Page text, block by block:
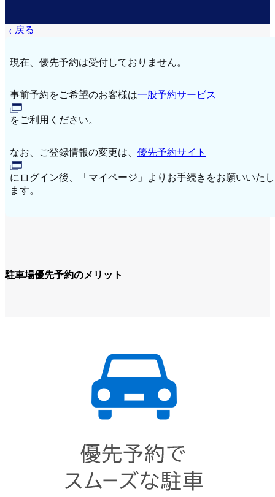
戻る
現在、優先予約は受付しておりません。
事前予約をご希望のお客様は一般予約サービス
をご利用ください。
なお、ご登録情報の変更は、 優先予約サイト
にログイン後、「マイページ」よりお手続きをお願いいたし
ます。
駐車場優先予約のメリット